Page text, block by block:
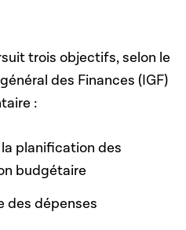
trois objectifs, selon le
des Finances (IGF)
:
la planification des
budgétaire
des dépenses